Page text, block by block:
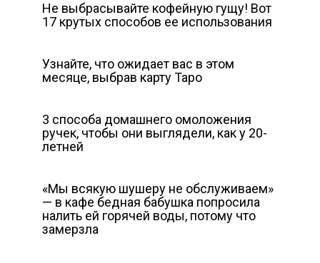
Не выбрасывайте кофейную гущу! Вот
17 крутых способов ее использования
Узнайте, что ожидает вас в этом
месяце, выбрав карту Таро
3 способа домашнего омоложения
ручек, чтобы они выглядели, как у 20-
летней
«Мы всякую шушеру не обслуживаем»
— в кафе бедная бабушка попросила
налить ей горячей воды, потому что
замерзла